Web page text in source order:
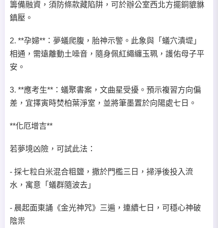
籌備融資，須防條款藏陷阱，可於辦公室西北方擺銅貔貅
鎮壓。
2. **孕婦**：夢蟻爬腹，胎神示警。此象與「蟻穴潰堤」
相通，需遠離動土噪音，隨身佩紅繩纏玉珮，護佑母子平
安。
3. **應考生**：蟻聚書案，文曲星受擾。預示複習方向偏
差，宜擇寅時焚柏葉淨室，並將筆墨置於向陽處七日。
**化厄增吉**
若夢境凶險，可試此法：
- 採七粒白米混合粗鹽，撒於門檻三日，掃淨後投入流
水，寓意「蟻群隨波去」
- 晨起面東誦《金光神咒》三遍，連續七日，可穩心神破
陰祟